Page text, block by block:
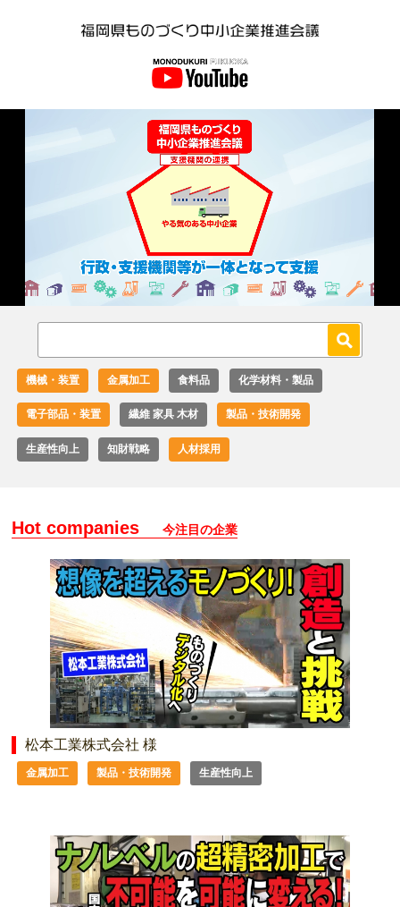
Unmute Loaded:
機械・装置 金属加工 食料品 化学材料・製品
電子部品・装置 繊維 家具 木材 製品・技術開発
生産性向上 知財戦略 人材採用
Hot companies 今注目の企業
松本工業株式会社 様
金属加工 製品・技術開発 生産性向上